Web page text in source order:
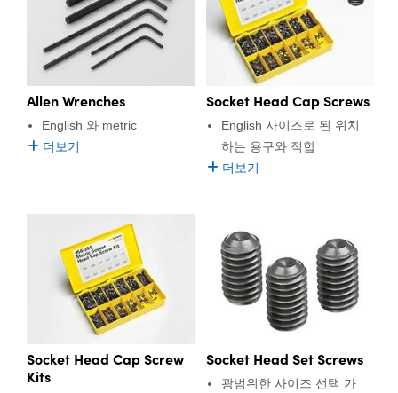
Allen Wrenches
English 와 metric
더보기
Socket Head Cap Screws
English 사이즈로 된 위치
하는 용구와 적합
더보기
Socket Head Cap Screw
Kits
Socket Head Set Screws
광범위한 사이즈 선택 가